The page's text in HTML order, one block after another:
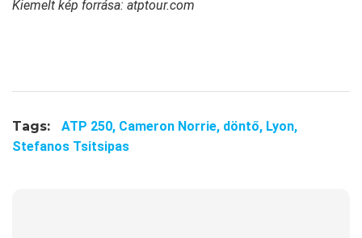
Kiemelt kép forrása: atptour.com
Tags: ATP 250, Cameron Norrie, döntő, Lyon,
Stefanos Tsitsipas